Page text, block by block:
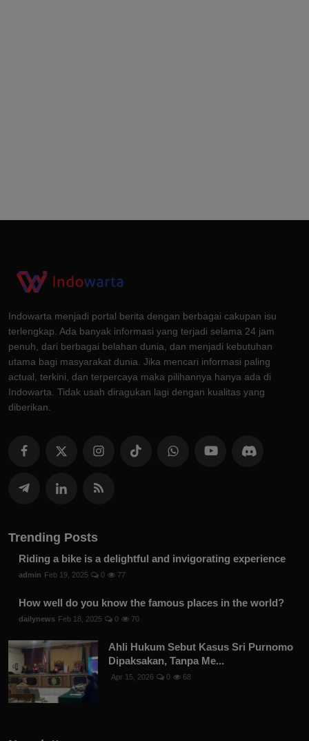
Indowarta menjadi portal berita dengan berbagai cakupan isu
terlengkap. Ada banyak informasi yang terjadi selama 24 jam
penuh, dari berbagai belahan dunia, dan menjadi kebutuhan
utama bagi masyarakat dunia. Jika mencari informasi paling
actual, terkini, dan terpercaya maka pilihannya hanya ada di
Indowarta. Tidak usah diragukan lagi dengan kualitas yang
diberikan.
Trending Posts
Riding a bike is a delightful and invigorating experience
admin Feb 19, 2025 0 77
How well do you know the famous places in the world?
dailynews Feb 18, 2025 0 70
Ahli Hukum Sebut Kasus Sri Purnomo
Dipaksakan, Tanpa Me...
Apr 15, 2026 0 68